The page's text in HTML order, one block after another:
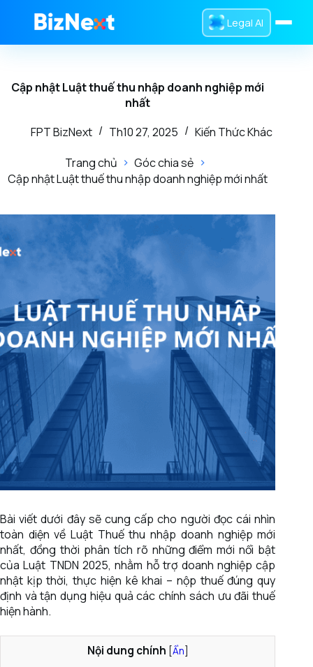
Legal AI
Dịch Vụ
Sản Phẩm
Giới Thiệu
Cập nhật Luật thuế thu nhập doanh nghiệp mới
nhất
FPT BizNext
Th10 27, 2025
Kiến Thức Khác
Trang chủ
Góc chia sẻ
Cập nhật Luật thuế thu nhập doanh nghiệp mới nhất
Bài viết dưới đây sẽ cung cấp cho người đọc cái nhìn
toàn diện về Luật Thuế thu nhập doanh nghiệp mới
nhất, đồng thời phân tích rõ những điểm mới nổi bật
của Luật TNDN 2025, nhằm hỗ trợ doanh nghiệp cập
nhật kịp thời, thực hiện kê khai – nộp thuế đúng quy
định và tận dụng hiệu quả các chính sách ưu đãi thuế
hiện hành.
Nội dung chính [Ẩn]